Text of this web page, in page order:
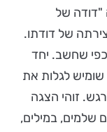
"דודה של
של דודתו.
כפי שחשב. יחד
לגלות את
זוהי הצגה
שלמים, במילים,